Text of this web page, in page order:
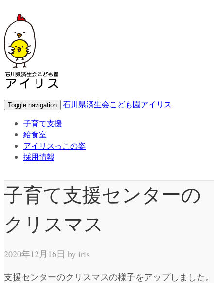
Toggle navigation
石川県済生会こども園アイリス
子育て支援
給食室
アイリスっこの姿
採用情報
子育て支援センターの
クリスマス
2020年12月16日 by iris
支援センターのクリスマスの様子をアップしました。